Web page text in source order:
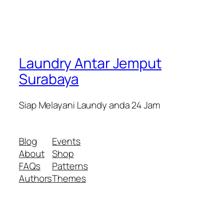
Laundry Antar Jemput
Surabaya
Siap Melayani Laundy anda 24 Jam
Blog
About
FAQs
Authors
Events
Shop
Patterns
Themes